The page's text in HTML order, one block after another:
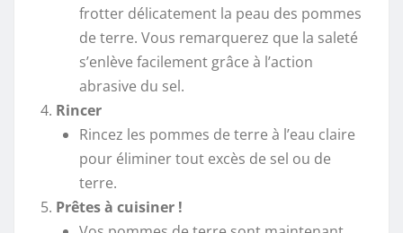
frotter délicatement la peau des pommes
de terre. Vous remarquerez que la saleté
s’enlève facilement grâce à l’action
abrasive du sel.
Rincer
Rincez les pommes de terre à l’eau claire
pour éliminer tout excès de sel ou de
terre.
Prêtes à cuisiner !